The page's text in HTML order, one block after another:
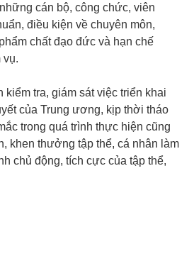
cán bộ, công chức, viên
điều kiện về chuyên môn,
chất đạo đức và hạn chế
vụ.
kiểm tra, giám sát việc triển khai
của Trung ương, kịp thời tháo
trong quá trình thực hiện cũng
khen thưởng tập thể, cá nhân làm
chủ động, tích cực của tập thể,